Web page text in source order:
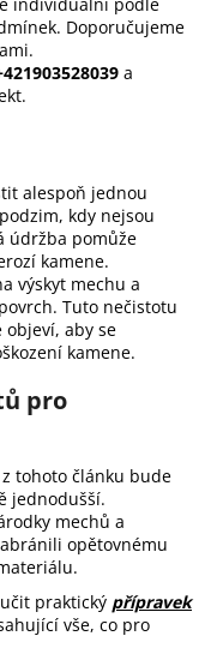
Doporučujeme
a
alespoň jednou
kdy nejsou
údržba pomůže
kamene.
výskyt mechu a
Tuto nečistotu
aby se
kamene.
pro
tohoto článku bude
jednodušší.
mechů a
opětovnému
praktický přípravek
vše, co pro